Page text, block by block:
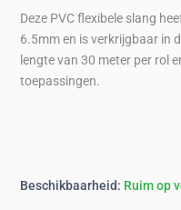
Deze PVC flexibele slang
6.5mm en is verkrijgbaar in
lengte van 30 meter per rol
toepassingen.
Beschikbaarheid: Ruim op